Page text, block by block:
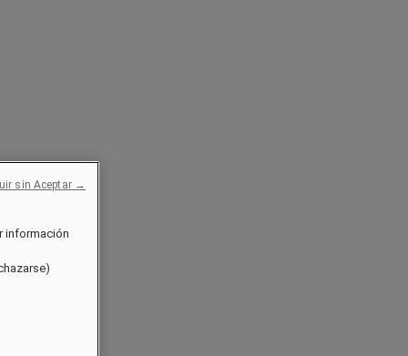
información
sin Aceptar →